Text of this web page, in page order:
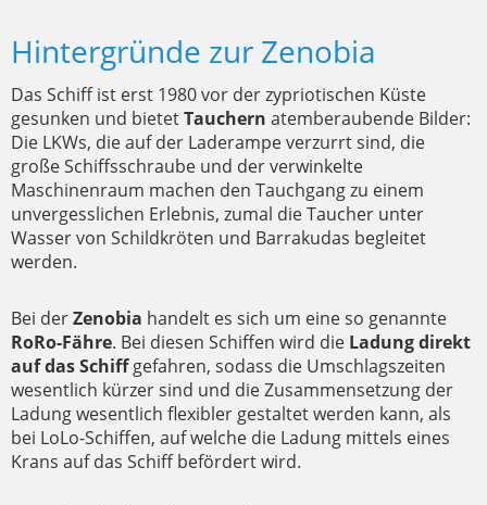
Hintergründe zur Zenobia
Das Schiff ist erst 1980 vor der zypriotischen Küste
gesunken und bietetTauchern atemberaubende Bilder:
Die LKWs, die auf der Laderampe verzurrt sind, die
große Schiffsschraube und der verwinkelte
Maschinenraum machen den Tauchgang zu einem
unvergesslichen Erlebnis, zumal die Taucher unter
Wasser von Schildkröten und Barrakudas begleitet
werden.
Bei derZenobia handelt es sich um eine so genannte
RoRo-Fähre. Bei diesen Schiffen wird die Ladung direkt
auf das Schiffgefahren, sodass die Umschlagszeiten
wesentlich kürzer sind und die Zusammensetzung der
Ladung wesentlich flexibler gestaltet werden kann, als
bei LoLo-Schiffen, auf welche die Ladung mittels eines
Krans auf das Schiff befördert wird.